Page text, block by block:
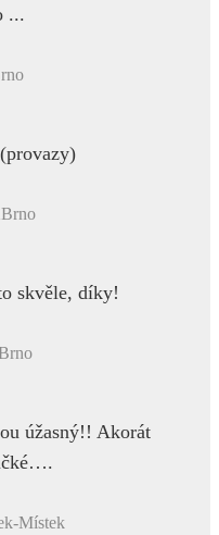
...
Brno
skvěle, díky!
úžasný!! Akorát
Místek